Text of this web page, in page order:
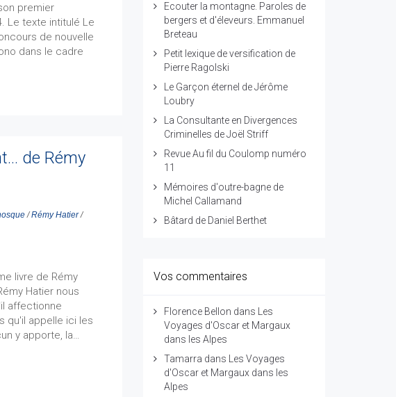
premier
Le texte intitulé Le
de nouvelle
dans le cadre
de Rémy
/Rémy Hatier/
livre de Rémy
Hatier nous
affectionne
qu'il appelle ici les
y apporte, la…
Ecouter la montagne. Paroles de
bergers et d'éleveurs. Emmanuel
Breteau
Petit lexique de versification de
Pierre Ragolski
Le Garçon éternel de Jérôme
Loubry
La Consultante en Divergences
Criminelles de Joël Striff
Revue Au fil du Coulomp numéro
11
Mémoires d'outre-bagne de
Michel Callamand
Bâtard de Daniel Berthet
Vos commentaires
Florence Bellon dans
Les
Voyages d'Oscar et Margaux
dans les Alpes
Tamarra dans
Les Voyages
d'Oscar et Margaux dans les
Alpes